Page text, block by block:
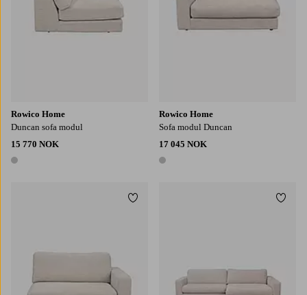
Rowico Home
Duncan sofa modul
15 770 NOK
1 farge
Rowico Home
Sofa modul Duncan
17 045 NOK
1 farge
Legg til favoritter